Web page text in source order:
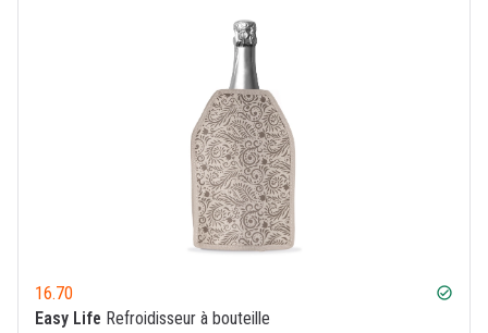
16.70 check_circle
Easy Life Refroidisseur à bouteille